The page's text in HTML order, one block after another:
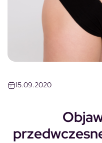
15.09.2020